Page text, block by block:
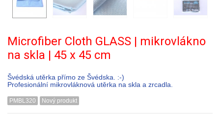
Microfiber Cloth GLASS | mikrovlákno
na skla | 45 x 45 cm
Švédská utěrka přímo ze Švédska. :-)
Profesionální mikrovláknová utěrka na skla a zrcadla.
PMBL320 Nový produkt